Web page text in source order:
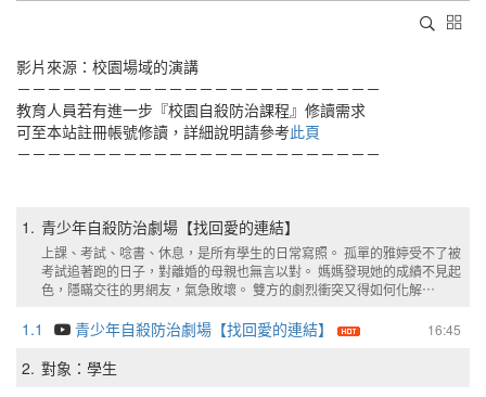
影片來源：校園場域的演講
－－－－－－－－－－－－－－－－－－－－－－－－
教育人員若有進一步『校園自殺防治課程』修讀需求
可至本站註冊帳號修讀，詳細說明請參考此頁
－－－－－－－－－－－－－－－－－－－－－－－－
1. 青少年自殺防治劇場【找回愛的連結】
上課、考試、唸書、休息，是所有學生的日常寫照。 孤單的雅婷受不了被
考試追著跑的日子，對離婚的母親也無言以對。 媽媽發現她的成績不見起
色，隱瞞交往的男網友，氣急敗壞。 雙方的劇烈衝突又得如何化解⋯
1.1 16:45
青少年自殺防治劇場【找回愛的連結】
2. 對象：學生